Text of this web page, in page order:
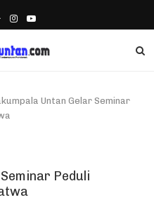
Untan Gelar Seminar
Peduli